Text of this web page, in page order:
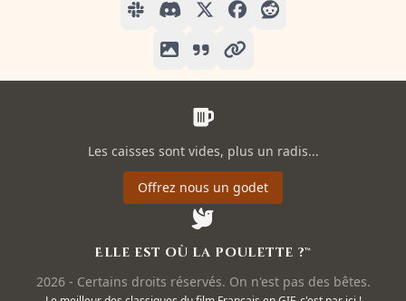
Les caisses sont vides, plus un radis...
Offrez nous un godet
Elle est où la poulette ?™
2026 - Certains droits réservés. On n'est pas des bêtes.